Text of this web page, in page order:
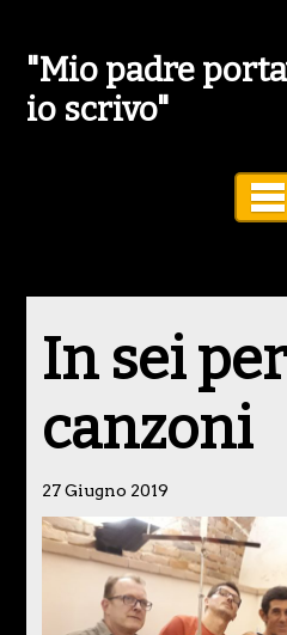
"Mio padre
io scrivo"
In sei
canzoni
27 Giugno 2019